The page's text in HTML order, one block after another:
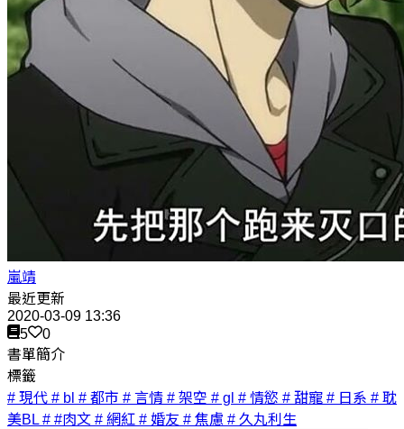
嵐靖
最近更新
2020-03-09 13:36
5
0
書單簡介
標籤
# 現代 # bl # 都市 # 言情 # 架空 # gl # 情慾 # 甜寵 # 日系 # 耽
美BL # #肉文 # 網紅 # 婚友 # 焦慮 # 久丸利生